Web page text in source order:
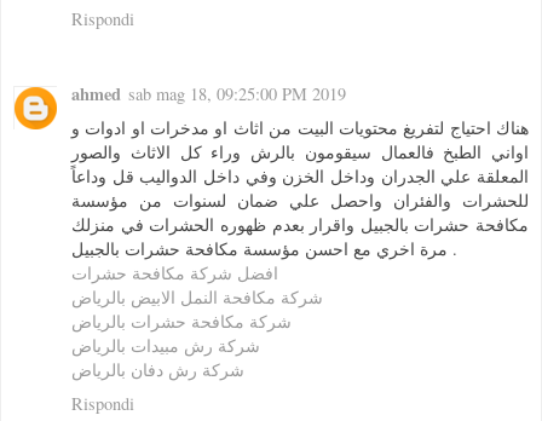
Rispondi
ahmed sab mag 18, 09:25:00 PM 2019
هناك احتياج لتفريغ محتويات البيت من اثاث او مدخرات او ادوات و
اواني الطبخ فالعمال سيقومون بالرش وراء كل الاثاث والصور
المعلقة علي الجدران وداخل الخزن وفي داخل الدواليب قل وداعاً
للحشرات والفئران واحصل علي ضمان لسنوات من مؤسسة
مكافحة حشرات بالجبيل واقرار بعدم ظهوره الحشرات في منزلك
مرة اخري مع احسن مؤسسة مكافحة حشرات بالجبيل .
افضل شركة مكافحة حشرات
شركة مكافحة النمل الابيض بالرياض
شركة مكافحة حشرات بالرياض
شركة رش مبيدات بالرياض
شركة رش دفان بالرياض
Rispondi